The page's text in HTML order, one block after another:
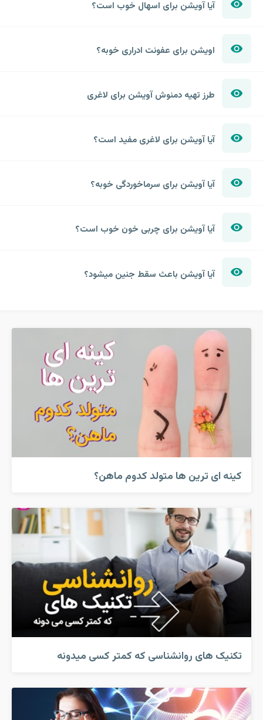
آیا آویشن برای اسهال خوب است؟
اویشن برای عفونت ادراری خوبه؟
طرز تهیه دمنوش آویشن برای لاغری
آیا آویشن برای لاغری مفید است؟
آیا آویشن برای سرماخوردگی خوبه؟
آیا آویشن برای چربی خون خوب است؟
آیا آویشن باعث سقط جنین میشود؟
کینه ای ترین ها متولد کدوم ماهن؟
تکنیک های روانشناسی که کمتر کسی میدونه